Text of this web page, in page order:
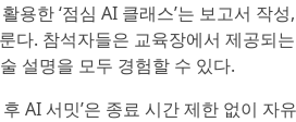
용한 ‘점심 AI 클래스’는 보고서 작
다. 참석자들은 교육장에서 제공되
설명을 모두 경험할 수 있다.
AI 서밋’은 종료 시간 제한 없이